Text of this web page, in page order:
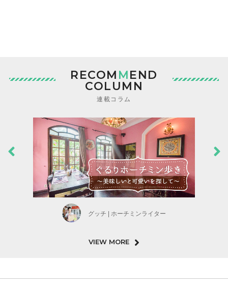
RECOM MEND
COLUMN
連載コラム
グッチ | ホーチミンライター
VIEW MORE